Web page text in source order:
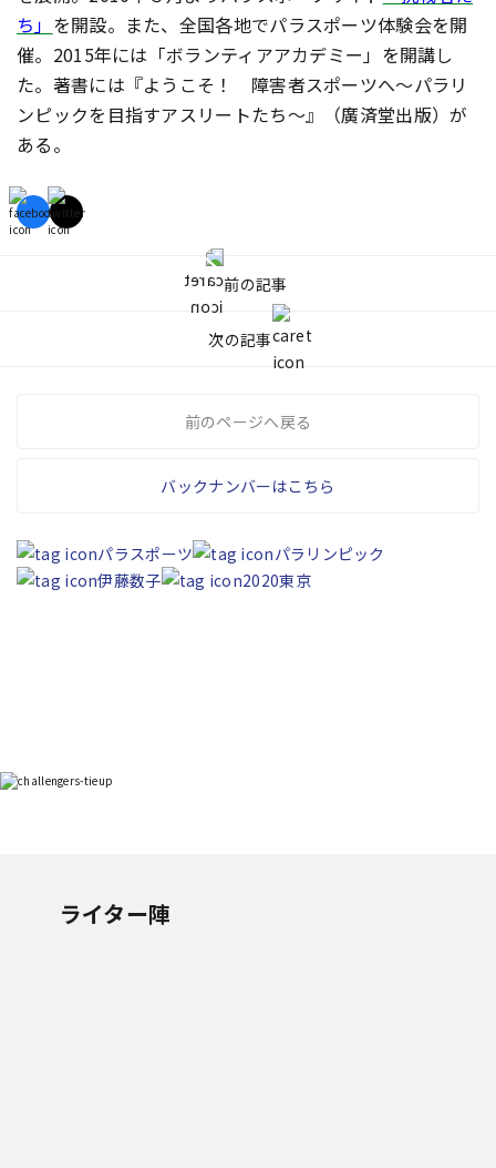
ち」 を開設。また、全国各地でパラスポーツ体験会を開
催。2015年には「ボランティアアカデミー」を開講し
た。著書には『ようこそ！ 障害者スポーツへ～パラリ
ンピックを目指すアスリートたち～』（廣済堂出版）が
ある。
前の記事
次の記事
前のページへ戻る
バックナンバーはこちら
パラスポーツ
パラリンピック
伊藤数子
2020東京
ライター陣